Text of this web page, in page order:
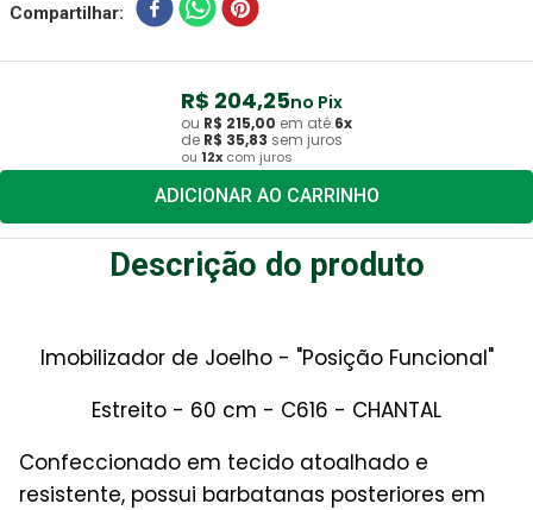
Compartilhar
R$ 204,25no Pix
ou R$ 215,00 em até 6x
de R$ 35,83 sem juros
ou 12x com juros
ADICIONAR AO CARRINHO
Descrição do produto
Imobilizador de Joelho - "Posição Funcional"
Estreito - 60 cm - C616 - CHANTAL
Confeccionado em tecido atoalhado e
resistente, possui barbatanas posteriores em